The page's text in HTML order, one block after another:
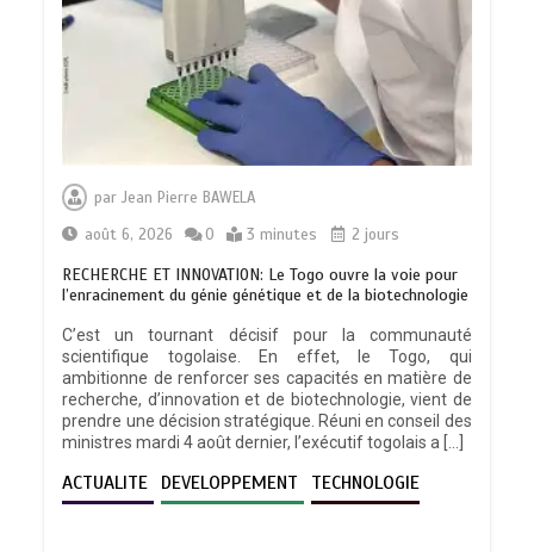
parJean Pierre BAWELA
août 6, 2026
0 3 minutes 2 jours
RECHERCHE ET INNOVATION: Le Togo ouvre la voie pour
l’enracinement du génie génétique et de la biotechnologie
C’est un tournant décisif pour la communauté
scientifique togolaise. En effet, le Togo, qui
ambitionne de renforcer ses capacités en matière de
recherche, d’innovation et de biotechnologie, vient de
prendre une décision stratégique. Réuni en conseil des
ministres mardi 4 août dernier, l’exécutif togolais a […]
ACTUALITE DEVELOPPEMENT TECHNOLOGIE